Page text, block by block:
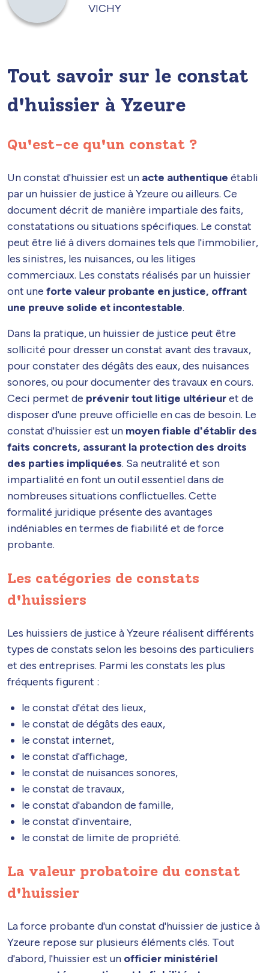
VICHY
Tout savoir sur le constat
d'huissier à Yzeure
Qu'est-ce qu'un constat ?
Un constat d'huissier est un acte authentique établi
par un huissier de justice à Yzeure ou ailleurs. Ce
document décrit de manière impartiale des faits,
constatations ou situations spécifiques. Le constat
peut être lié à divers domaines tels que l'immobilier,
les sinistres, les nuisances, ou les litiges
commerciaux. Les constats réalisés par un huissier
ont une forte valeur probante en justice, offrant
une preuve solide et incontestable.
Dans la pratique, un huissier de justice peut être
sollicité pour dresser un constat avant des travaux,
pour constater des dégâts des eaux, des nuisances
sonores, ou pour documenter des travaux en cours.
Ceci permet de prévenir tout litige ultérieuret de
disposer d'une preuve officielle en cas de besoin. Le
constat d'huissier est un moyen fiable d'établir des
faits concrets, assurant la protection des droits
des parties impliquées. Sa neutralité et son
impartialité en font un outil essentiel dans de
nombreuses situations conflictuelles. Cette
formalité juridique présente des avantages
indéniables en termes de fiabilité et de force
probante.
Les catégories de constats
d'huissiers
Les huissiers de justice à Yzeure réalisent différents
types de constats selon les besoins des particuliers
et des entreprises. Parmi les constats les plus
fréquents figurent :
le constat d'état des lieux,
le constat de dégâts des eaux,
le constat internet,
le constat d'affichage,
le constat de nuisances sonores,
le constat de travaux,
le constat d'abandon de famille,
le constat d'inventaire,
le constat de limite de propriété.
La valeur probatoire du constat
d'huissier
La force probante d'un constat d'huissier de justice à
Yzeure repose sur plusieurs éléments clés. Tout
d'abord, l'huissier est un officier ministériel